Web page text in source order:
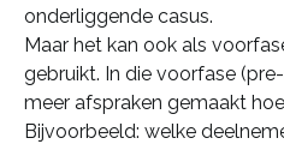
onderliggende casus.
Maar het kan ook als
gebruikt. In die voorfase
meer afspraken gemaakt
Bijvoorbeeld: welke